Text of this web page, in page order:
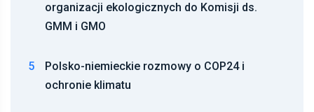
organizacji ekologicznych do Komisji ds.
GMM i GMO
5
Polsko-niemieckie rozmowy o COP24 i
ochronie klimatu